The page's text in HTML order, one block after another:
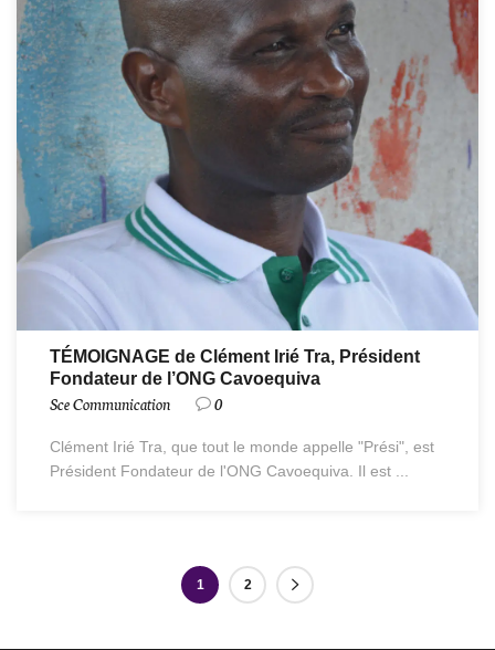
TÉMOIGNAGE de Clément Irié Tra, Président
Fondateur de l’ONG Cavoequiva
Sce Communication 0
Clément Irié Tra, que tout le monde appelle "Prési", est
Président Fondateur de l'ONG Cavoequiva. Il est ...
1 2